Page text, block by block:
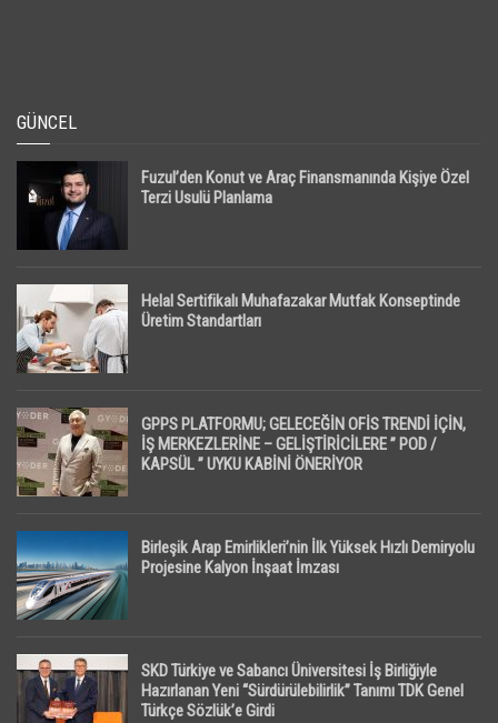
GÜNCEL
Fuzul’den Konut ve Araç Finansmanında Kişiye Özel
Terzi Usulü Planlama
Helal Sertifikalı Muhafazakar Mutfak Konseptinde
Üretim Standartları
GPPS PLATFORMU; GELECEĞİN OFİS TRENDİ İÇİN,
İŞ MERKEZLERİNE – GELİŞTİRİCİLERE ” POD /
KAPSÜL ” UYKU KABİNİ ÖNERİYOR
Birleşik Arap Emirlikleri’nin İlk Yüksek Hızlı Demiryolu
Projesine Kalyon İnşaat İmzası
SKD Türkiye ve Sabancı Üniversitesi İş Birliğiyle
Hazırlanan Yeni “Sürdürülebilirlik” Tanımı TDK Genel
Türkçe Sözlük’e Girdi